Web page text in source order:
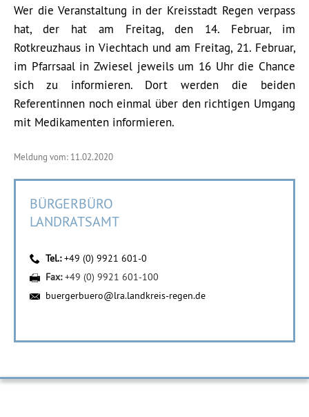
Wer die Veranstaltung in der Kreisstadt Regen verpass
hat, der hat am Freitag, den 14. Februar, im
Rotkreuzhaus in Viechtach und am Freitag, 21. Februar,
im Pfarrsaal in Zwiesel jeweils um 16 Uhr die Chance
sich zu informieren. Dort werden die beiden
Referentinnen noch einmal über den richtigen Umgang
mit Medikamenten informieren.
Meldung vom: 11.02.2020
BÜRGERBÜRO
LANDRATSAMT
Tel.:+49 (0) 9921 601-0
Fax:+49 (0) 9921 601-100
buergerbuero@lra.landkreis-regen.de